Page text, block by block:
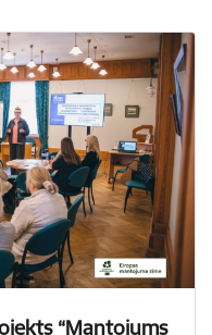
“Mantojums